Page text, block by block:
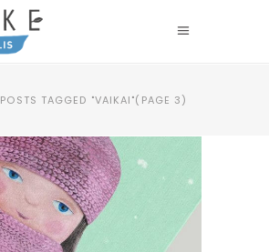
POSTS TAGGED "VAIKAI"(PAGE 3)